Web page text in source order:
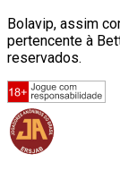
Bolavip, assim
pertencente à
reservados.